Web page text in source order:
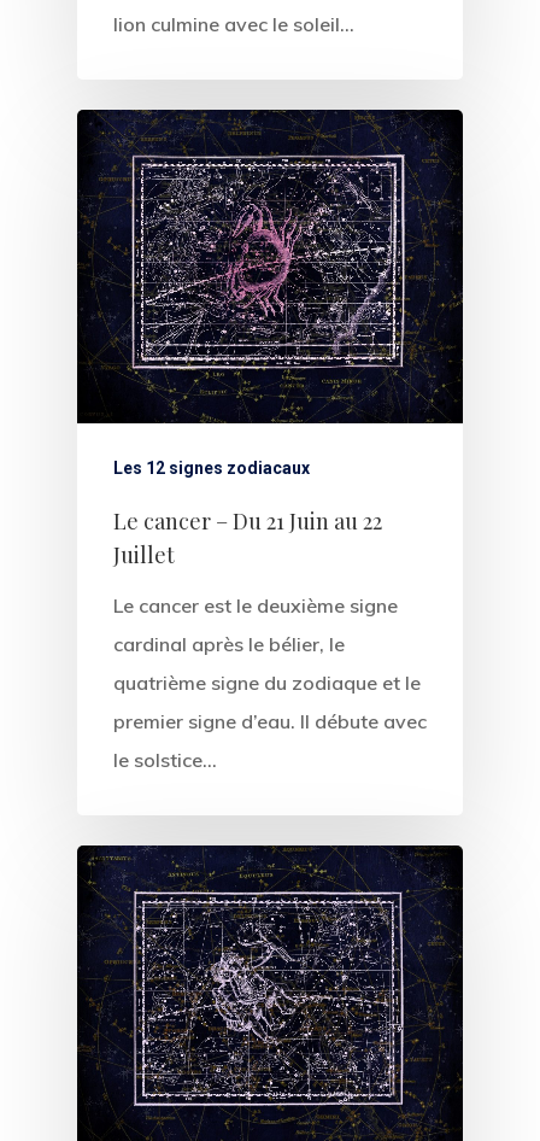
lion culmine avec le soleil…
Les 12 signes zodiacaux
Le cancer – Du 21 Juin au 22
Juillet
Le cancer est le deuxième signe
cardinal après le bélier, le
quatrième signe du zodiaque et le
premier signe d’eau. Il débute avec
le solstice…